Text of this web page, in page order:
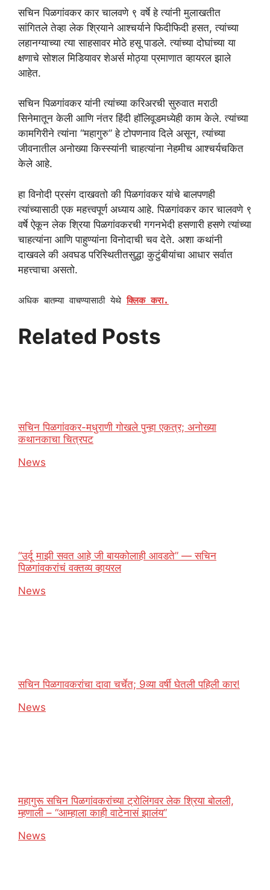
सचिन पिळगांवकर कार चालवणे ९ वर्षे हे त्यांनी मुलाखतीत
सांगितले तेव्हा लेक श्रियाने आश्चर्याने फिदीफिदी हसत, त्यांच्या
लहानग्याच्या त्या साहसावर मोठे हसू पाडले. त्यांच्या दोघांच्या या
क्षणाचे सोशल मिडियावर शेअर्स मोठ्या प्रमाणात व्हायरल झाले
आहेत.
सचिन पिळगांवकर यांनी त्यांच्या करिअरची सुरुवात मराठी
सिनेमातून केली आणि नंतर हिंदी हॉलिवूडमध्येही काम केले. त्यांच्या
कामगिरीने त्यांना “महागुरु” हे टोपणनाव दिले असून, त्यांच्या
जीवनातील अनोख्या किस्स्यांनी चाहत्यांना नेहमीच आश्चर्यचकित
केले आहे.
हा विनोदी प्रसंग दाखवतो की पिळगांवकर यांचे बालपणही
त्यांच्यासाठी एक महत्त्वपूर्ण अध्याय आहे. पिळगांवकर कार चालवणे ९
वर्षे ऐकून लेक श्रिया पिळगांवकरची गगनभेदी हसणारी हसणे त्यांच्या
चाहत्यांना आणि पाहुण्यांना विनोदाची चव देते. अशा कथांनी
दाखवले की अवघड परिस्थितीतसुद्धा कुटुंबीयांचा आधार सर्वात
महत्त्वाचा असतो.
अधिक बातम्या वाचण्यासाठी येथेक्लिक करा.
Related Posts
सचिन पिळगांवकर-मधुराणी गोखले पुन्हा एकत्र; अनोख्या
कथानकाचा चित्रपट
In relation to
News
“उर्दू माझी सवत आहे जी बायकोलाही आवडते” — सचिन
पिळगांवकरांचं वक्तव्य व्हायरल
In relation to
News
सचिन पिळगावकरांचा दावा चर्चेत; 9व्या वर्षी घेतली पहिली कार!
In relation to
News
महागुरू सचिन पिळगांवकरांच्या ट्रोलिंगवर लेक श्रिया बोलली,
म्हणाली – “आम्हाला काही वाटेनासं झालंय”
In relation to
News